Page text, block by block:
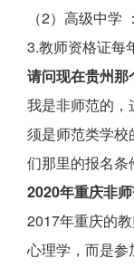
（2）高级中
3.教师资格证每
请问现在贵州
我是非师范的
须是师范类学
们那里的报名
2020年重庆非
2017年重庆的
心理学，而是